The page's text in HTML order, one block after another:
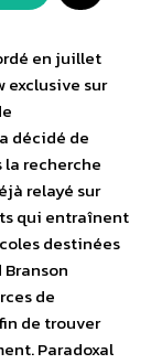
en juillet
exclusive sur
décidé de
recherche
relayé sur
qui entraînent
destinées
de
de trouver
Paradoxal